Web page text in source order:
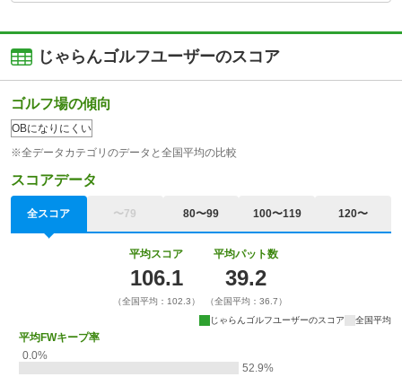
じゃらんゴルフユーザーのスコア
ゴルフ場の傾向
OBになりにくい
※全データカテゴリのデータと全国平均の比較
スコアデータ
全スコア 〜79 80〜99 100〜119 120〜
平均スコア
106.1
（全国平均：102.3）
平均パット数
39.2
（全国平均：36.7）
じゃらんゴルフユーザーのスコア
全国平均
平均FWキープ率
0.0%
52.9%